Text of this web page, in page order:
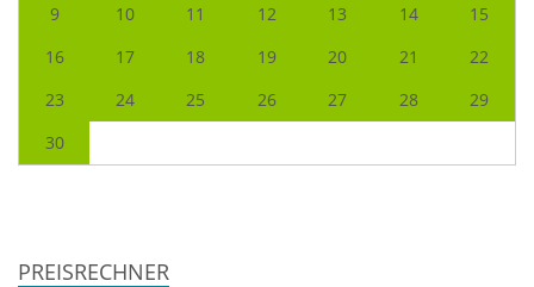
9 10 11 12 13 14
15
16
17 18 19 20 21
22
23
24 25 26 27 28
29
30
PREISRECHNER